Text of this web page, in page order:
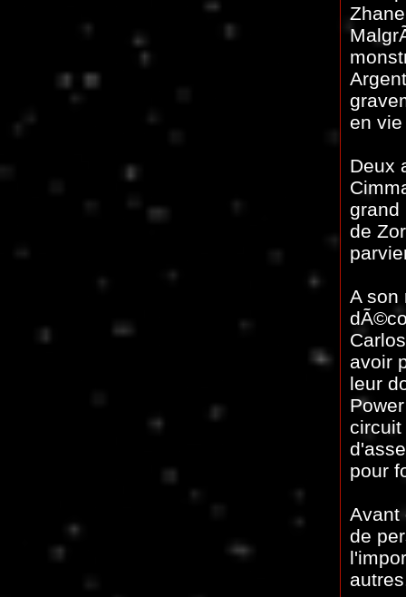
en
Deux
grand
de
A son
avoir
leur
pour
Avant
de